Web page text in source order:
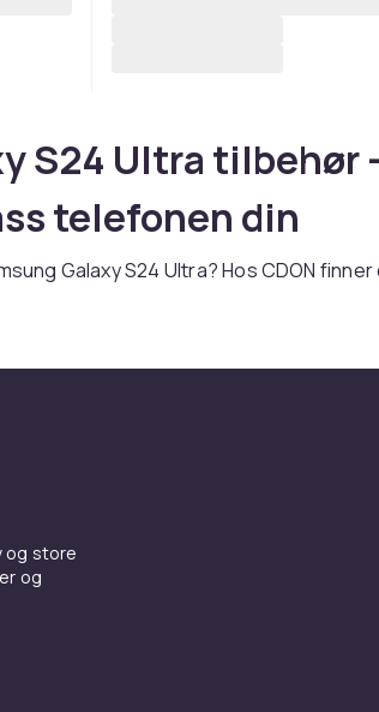
S24 Ultra tilbehør
telefonen din
Galaxy S24 Ultra? Hos CDON finner
tynne silikon-deksel som bevarer
modeller for ekstra
og store
og